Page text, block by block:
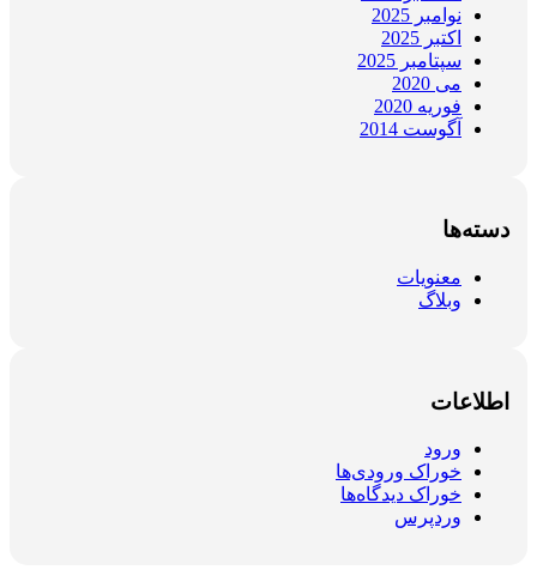
نوامبر 2025
اکتبر 2025
سپتامبر 2025
می 2020
فوریه 2020
آگوست 2014
دسته‌ها
معنویات
وبلاگ
اطلاعات
ورود
خوراک ورودی‌ها
خوراک دیدگاه‌ها
وردپرس